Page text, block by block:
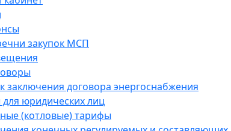
закупок МСП
заключения договора энергоснабжения
юридических лиц
(котловые) тарифы